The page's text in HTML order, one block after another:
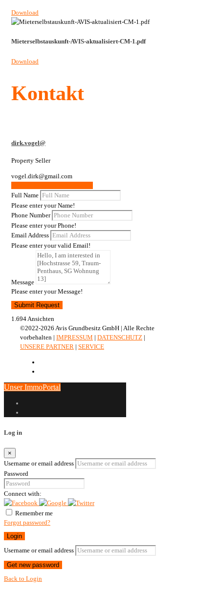
Download
Mieterselbstauskunft-AVIS-aktualisiert-CM-1.pdf
Download
Kontakt
dirk.vogel@
Property Seller
vogel.dirk@gmail.com
Full Name
Please enter your Name!
Phone Number
Please enter your Phone!
Email Address
Please enter your valid Email!
Message
Please enter your Message!
Submit Request
1.694 Ansichten
©2022-2026 Avis Grundbesitz GmbH | Alle Rechte
vorbehalten | IMPRESSUM | DATENSCHUTZ |
UNSERE PARTNER | SERVICE
Unser ImmoPortal
Log in
×
Username or email address
Password
Connect with:
Remember me
Forgot password?
Login
Username or email address
Get new password
Back to Login